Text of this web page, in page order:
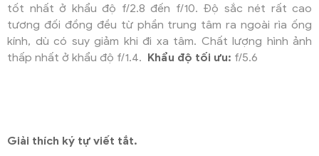
tốt nhất ở khẩu độ f/2.8 đến f/10. Độ sắc nét rất cao
tương đối đồng đều từ phần trung tâm ra ngoài rìa ống
kính, dù có suy giảm khi đi xa tâm. Chất lượng hình ảnh
thấp nhất ở khẩu độ f/1.4. Khẩu độ tối ưu: f/5.6
Giải thích ký tự viết tắt.